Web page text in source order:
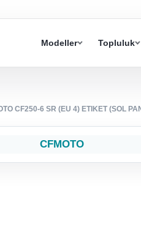
Modeller Topluluk
CF250-6 SR (EU 4) ETIKET (SOL
CFMOTO